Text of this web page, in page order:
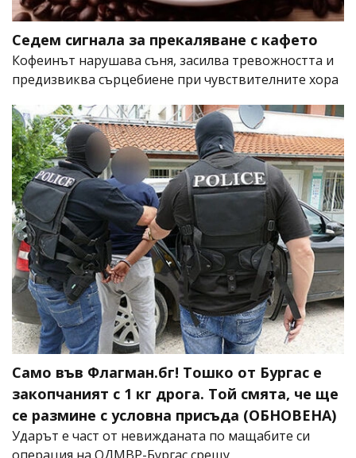
Седем сигнала за прекаляване с кафето
Кофеинът нарушава съня, засилва тревожността и
предизвиква сърцебиене при чувствителните хора
Само във Флагман.бг! Тошко от Бургас е
закопчаният с 1 кг дрога. Той смята, че ще
се размине с условна присъда (ОБНОВЕНА)
Ударът е част от невижданата по мащабите си
операция на ОДМВР-Бургас срещу